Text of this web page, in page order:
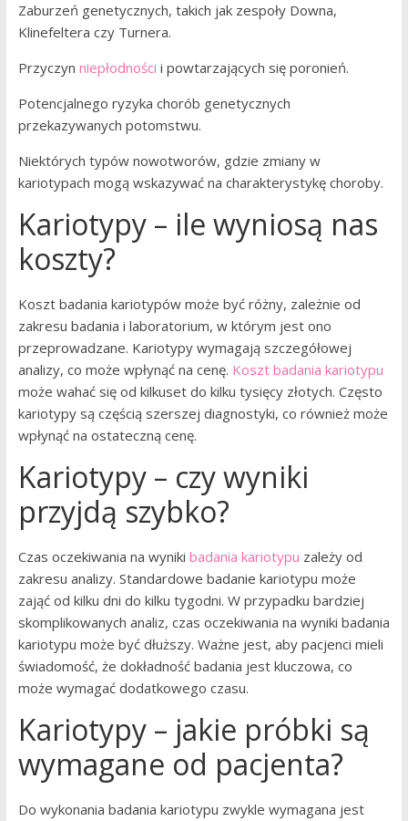
Zaburzeń genetycznych, takich jak zespoły Downa,
Klinefeltera czy Turnera.
Przyczyn niepłodności i powtarzających się poronień.
Potencjalnego ryzyka chorób genetycznych
przekazywanych potomstwu.
Niektórych typów nowotworów, gdzie zmiany w
kariotypach mogą wskazywać na charakterystykę choroby.
Kariotypy – ile wyniosą nas
koszty?
Koszt badania kariotypów może być różny, zależnie od
zakresu badania i laboratorium, w którym jest ono
przeprowadzane. Kariotypy wymagają szczegółowej
analizy, co może wpłynąć na cenę. Koszt badania kariotypu
może wahać się od kilkuset do kilku tysięcy złotych. Często
kariotypy są częścią szerszej diagnostyki, co również może
wpłynąć na ostateczną cenę.
Kariotypy – czy wyniki
przyjdą szybko?
Czas oczekiwania na wyniki badania kariotypu zależy od
zakresu analizy. Standardowe badanie kariotypu może
zająć od kilku dni do kilku tygodni. W przypadku bardziej
skomplikowanych analiz, czas oczekiwania na wyniki badania
kariotypu może być dłuższy. Ważne jest, aby pacjenci mieli
świadomość, że dokładność badania jest kluczowa, co
może wymagać dodatkowego czasu.
Kariotypy – jakie próbki są
wymagane od pacjenta?
Do wykonania badania kariotypu zwykle wymagana jest